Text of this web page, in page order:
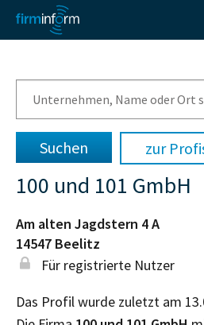
zur
100 und 101 GmbH
Am alten Jagdstern 4 A
14547 Beelitz
Für registrierte Nutzer
Das Profil wurde zuletzt am